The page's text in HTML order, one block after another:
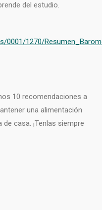
del estudio.
0001/1270/
10 recomendaciones a
una alimentación
casa. ¡Tenlas siempre